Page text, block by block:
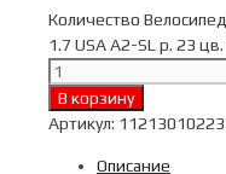
Количество
1.7 USA A2-SL р. 23
В корзину
Артикул: 11213010223
Описание